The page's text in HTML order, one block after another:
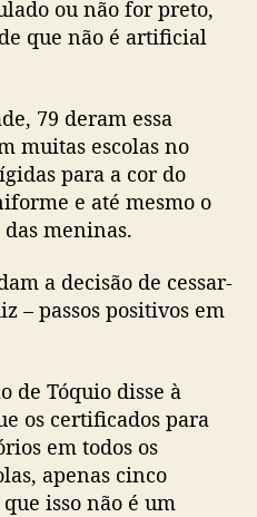
ou não for preto,
que não é artificial
79 deram essa
muitas escolas no
para a cor do
e até mesmo o
meninas.
a decisão de cessar-
– passos positivos em
de Tóquio disse à
os certificados para
em todos os
apenas cinco
isso não é um